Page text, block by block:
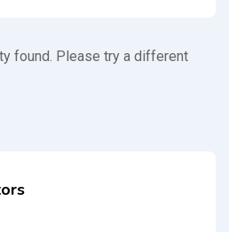
found. Please try a different